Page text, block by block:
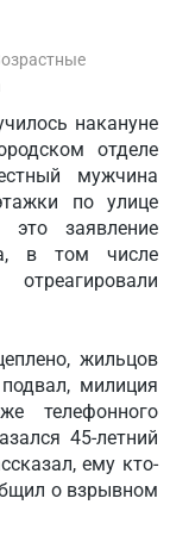
накануне
отделе
мужчина
по улице
заявление
в том числе
жильцов
милиция
телефонного
45-летний
ему кто-
о взрывном